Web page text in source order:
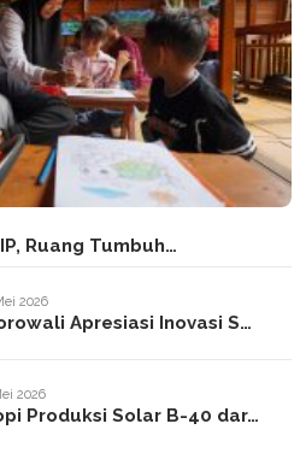
Ruang Tumbuh…
2026
Apresiasi Inovasi S…
2026
Produksi Solar B-40 dar…